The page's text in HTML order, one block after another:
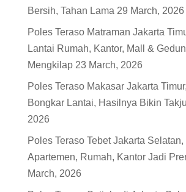
Bersih, Tahan Lama 29 March, 2026
Poles Teraso Matraman Jakarta
Lantai Rumah, Kantor, Mall &
Mengkilap 23 March, 2026
Poles Teraso Makasar Jakarta
Bongkar Lantai, Hasilnya Bikin
2026
Poles Teraso Tebet Jakarta
Apartemen, Rumah, Kantor Jadi
March, 2026